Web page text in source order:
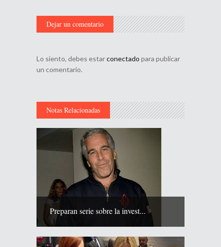
Dejar un comentario
Lo siento, debes estarconectado para publicar
un comentario.
Notas Relacionadas
Preparan serie sobre la invest...